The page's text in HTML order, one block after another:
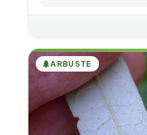
🌲ARBUSTE